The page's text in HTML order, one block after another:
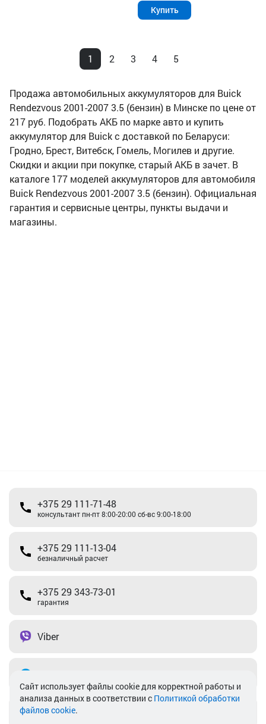
Купить
1 2 3 4 5
Продажа автомобильных аккумуляторов для Buick
Rendezvous 2001-2007 3.5 (бензин) в Минске по цене от
217 руб. Подобрать АКБ по марке авто и купить
аккумулятор для Buick с доставкой по Беларуси:
Гродно, Брест, Витебск, Гомель, Могилев и другие.
Скидки и акции при покупке, старый АКБ в зачет. В
каталоге 177 моделей аккумуляторов для автомобиля
Buick Rendezvous 2001-2007 3.5 (бензин). Официальная
гарантия и сервисные центры, пункты выдачи и
магазины.
+375 29 111-71-48
консультант пн-пт 8:00-20:00 сб-вс 9:00-18:00
+375 29 111-13-04
безналичный расчет
+375 29 343-73-01
гарантия
Viber
info@akkamulik.by
Cайт использует файлы cookie для корректной работы и
анализа данных в соответствии с Политикой обработки
файлов cookie.